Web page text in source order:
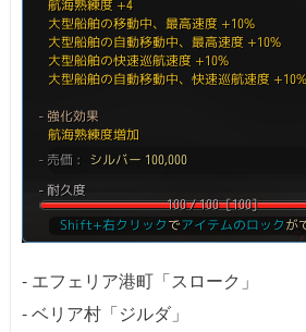
- エフェリア港町「スローク」
- ベリア村「ジルダ」